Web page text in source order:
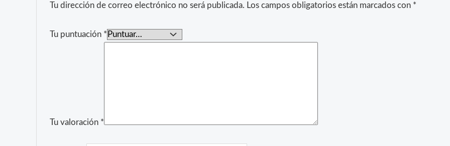
Tu dirección de correo electrónico no será publicada. Los campos obligatorios están marcados con *
Tu puntuación *
Tu valoración *